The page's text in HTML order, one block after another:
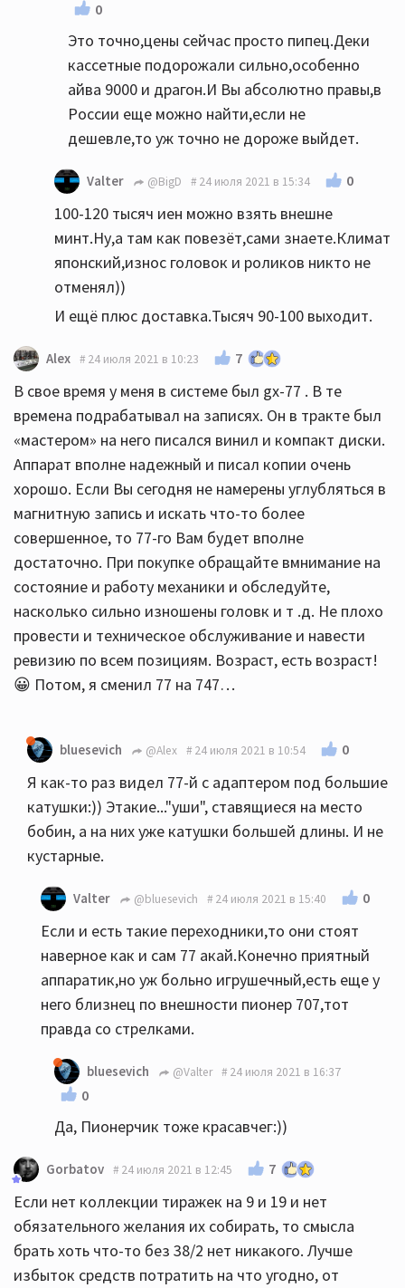
0
Это точно,цены сейчас просто пипец.Деки
кассетные подорожали сильно,особенно
айва 9000 и драгон.И Вы абсолютно правы,в
России еще можно найти,если не
дешевле,то уж точно не дороже выйдет.
Valter @BigD 24 июля 2021 в 15:34 0
100-120 тысяч иен можно взять внешне
минт.Ну,а там как повезёт,сами знаете.Климат
японский,износ головок и роликов никто не
отменял))
И ещё плюс доставка.Тысяч 90-100 выходит.
Alex 24 июля 2021 в 10:23 7
В свое время у меня в системе был gx-77 . В те
времена подрабатывал на записях. Он в тракте был
«мастером» на него писался винил и компакт диски.
Аппарат вполне надежный и писал копии очень
хорошо. Если Вы сегодня не намерены углубляться в
магнитную запись и искать что-то более
совершенное, то 77-го Вам будет вполне
достаточно. При покупке обращайте вмнимание на
состояние и работу механики и обследуйте,
насколько сильно изношены головк и т .д. Не плохо
провести и техническое обслуживание и навести
ревизию по всем позициям. Возраст, есть возраст!
😀 Потом, я сменил 77 на 747…
bluesevich @Alex 24 июля 2021 в 10:54 0
Я как-то раз видел 77-й с адаптером под большие
катушки:)) Этакие..."уши", ставящиеся на место
бобин, а на них уже катушки большей длины. И не
кустарные.
Valter @bluesevich 24 июля 2021 в 15:40 0
Если и есть такие переходники,то они стоят
наверное как и сам 77 акай.Конечно приятный
аппаратик,но уж больно игрушечный,есть еще у
него близнец по внешности пионер 707,тот
правда со стрелками.
bluesevich @Valter 24 июля 2021 в 16:37
0
Да, Пионерчик тоже красавчег:))
Gorbatov 24 июля 2021 в 12:45 7
Если нет коллекции тиражек на 9 и 19 и нет
обязательного желания их собирать, то смысла
брать хоть что-то без 38/2 нет никакого. Лучше
избыток средств потратить на что угодно, от